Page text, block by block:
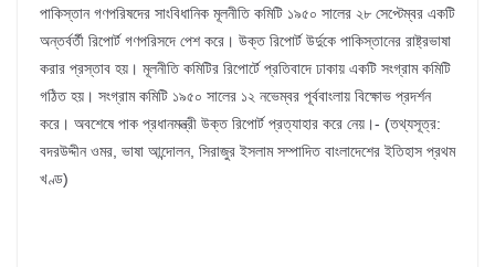
পাকিস্তান গণপরিষদের সাংবিধানিক মূলনীতি কমিটি ১৯৫০ সালের ২৮ সেপ্টেম্বর একটি
অন্তর্বর্তী রিপোর্ট গণপরিসদে পেশ করে। উক্ত রিপোর্ট উর্দুকে পাকিস্তানের রাষ্ট্রভাষা
করার প্রস্তাব হয়। মূলনীতি কমিটির রিপোর্টে প্রতিবাদে ঢাকায় একটি সংগ্রাম কমিটি
গঠিত হয়। সংগ্রাম কমিটি ১৯৫০ সালের ১২ নভেম্বর পূর্ববাংলায় বিক্ষোভ প্রদর্শন
করে। অবশেষে পাক প্রধানমন্ত্রী উক্ত রিপোর্ট প্রত্যাহার করে নেয়।- (তথ্যসূত্র:
বদরউদ্দীন ওমর, ভাষা আন্দোলন, সিরাজুর ইসলাম সম্পাদিত বাংলাদেশের ইতিহাস প্রথম
খণ্ড)